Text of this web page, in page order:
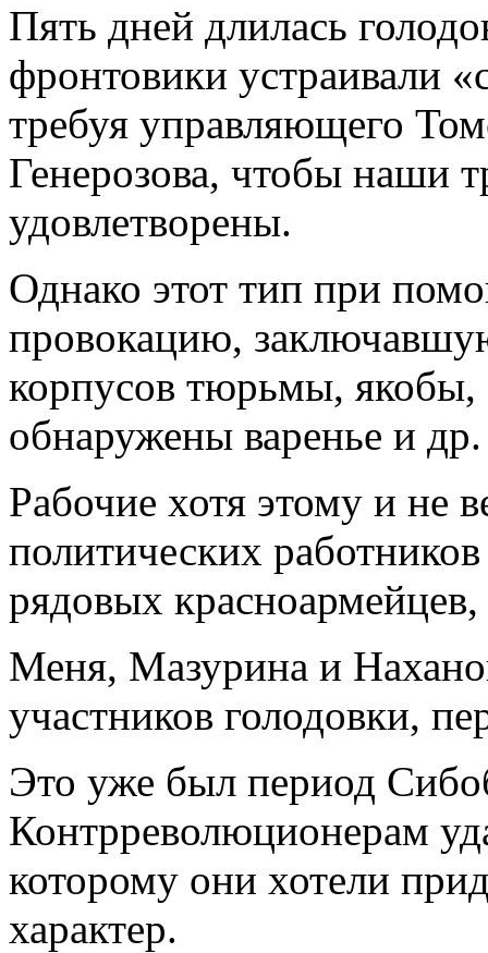
Пять дней длилась
фронтовики устраивали
требуя управляющего
Генерозова, чтобы наши
удовлетворены.
Однако этот тип при
провокацию,
корпусов тюрьмы, якобы,
обнаружены варенье и
Рабочие хотя этому и не
политических
рядовых
Меня, Мазурина и
участников голодовки,
Это уже был период
Контрреволюционерам
которому они хотели
характер.